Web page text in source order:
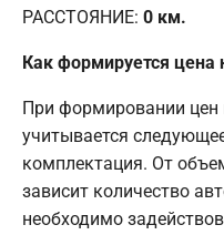
РАССТОЯНИЕ: 0 км.
Как формируется цена
При формировании
учитывается
комплектация. От
зависит количество
необходимо